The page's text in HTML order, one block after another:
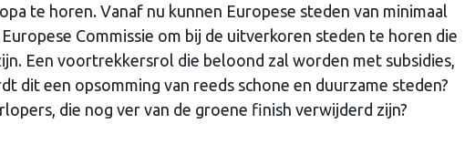
te horen. Vanaf nu kunnen Europese steden van minimaal
Commissie om bij de uitverkoren steden te horen die
Een voortrekkersrol die beloond zal worden met subsidies,
dit een opsomming van reeds schone en duurzame steden?
die nog ver van de groene finish verwijderd zijn?